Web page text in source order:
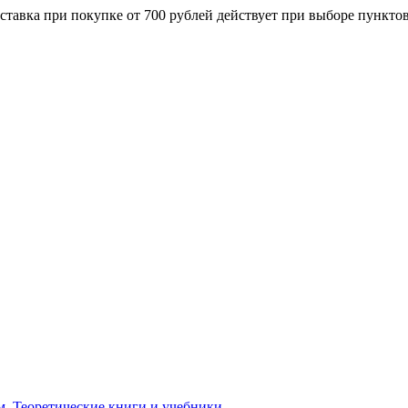
при покупке от 700 рублей действует при выборе